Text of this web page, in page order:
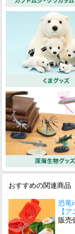
おすすめの関連商品
恐竜
【
販売